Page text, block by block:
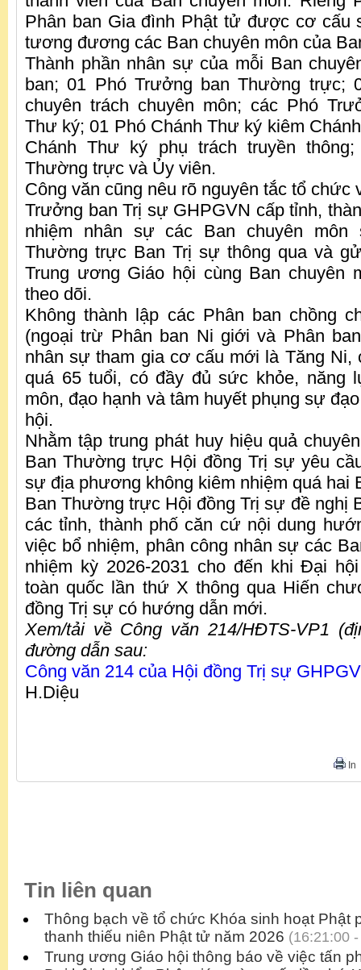
Phân ban Gia đình Phật tử được cơ cấu
tương đương các Ban chuyên môn của
Thành phần nhân sự của mỗi Ban
ban; 01 Phó Trưởng ban Thường trực;
chuyên trách chuyên môn; các Phó
Thư ký; 01 Phó Chánh Thư ký kiêm
Chánh Thư ký phụ trách truyền
Thường trực và Ủy viên.
Công văn cũng nêu rõ nguyên tắc tổ chức
Trưởng ban Trị sự GHPGVN cấp tỉnh,
nhiệm nhân sự các Ban chuyên
Thường trực Ban Trị sự thông qua và
Trung ương Giáo hội cùng Ban chuyên
theo dõi.
Không thành lập các Phân ban chồng
(ngoại trừ Phân ban Ni giới và Phân
nhân sự tham gia cơ cấu mới là Tăng
quá 65 tuổi, có đầy đủ sức khỏe, năng
môn, đạo hạnh và tâm huyết phụng sự
hội.
Nhằm tập trung phát huy hiệu quả
Ban Thường trực Hội đồng Trị sự yêu
sự địa phương không kiêm nhiệm quá hai
Ban Thường trực Hội đồng Trị sự đề nghị
các tỉnh, thành phố căn cứ nội dung
việc bổ nhiệm, phân công nhân sự các
nhiệm kỳ 2026-2031 cho đến khi Đại
toàn quốc lần thứ X thông qua Hiến
đồng Trị sự có hướng dẫn mới.
Xem/tải về Công văn 214/HĐTS-VP1
đường dẫn sau:
Công văn 214 của Hội đồng Trị sự
H.Diệu
In
Tin liên quan
Thông bạch về tổ chức Khóa sinh hoạt Phật
thanh thiếu niên Phật tử năm 2026 (16:21:00
Trung ương Giáo hội thông báo về việc tấn